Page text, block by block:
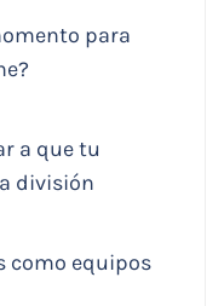
para
a que tu
división
como equipos